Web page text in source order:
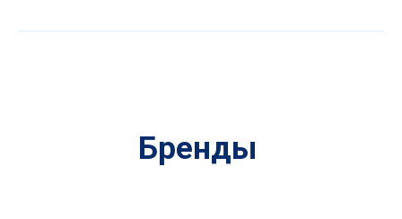
Бренды